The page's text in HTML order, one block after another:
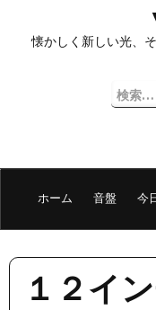
プ
懐かしく新しい光、
検
索:
ホーム 音盤 今
１２イ